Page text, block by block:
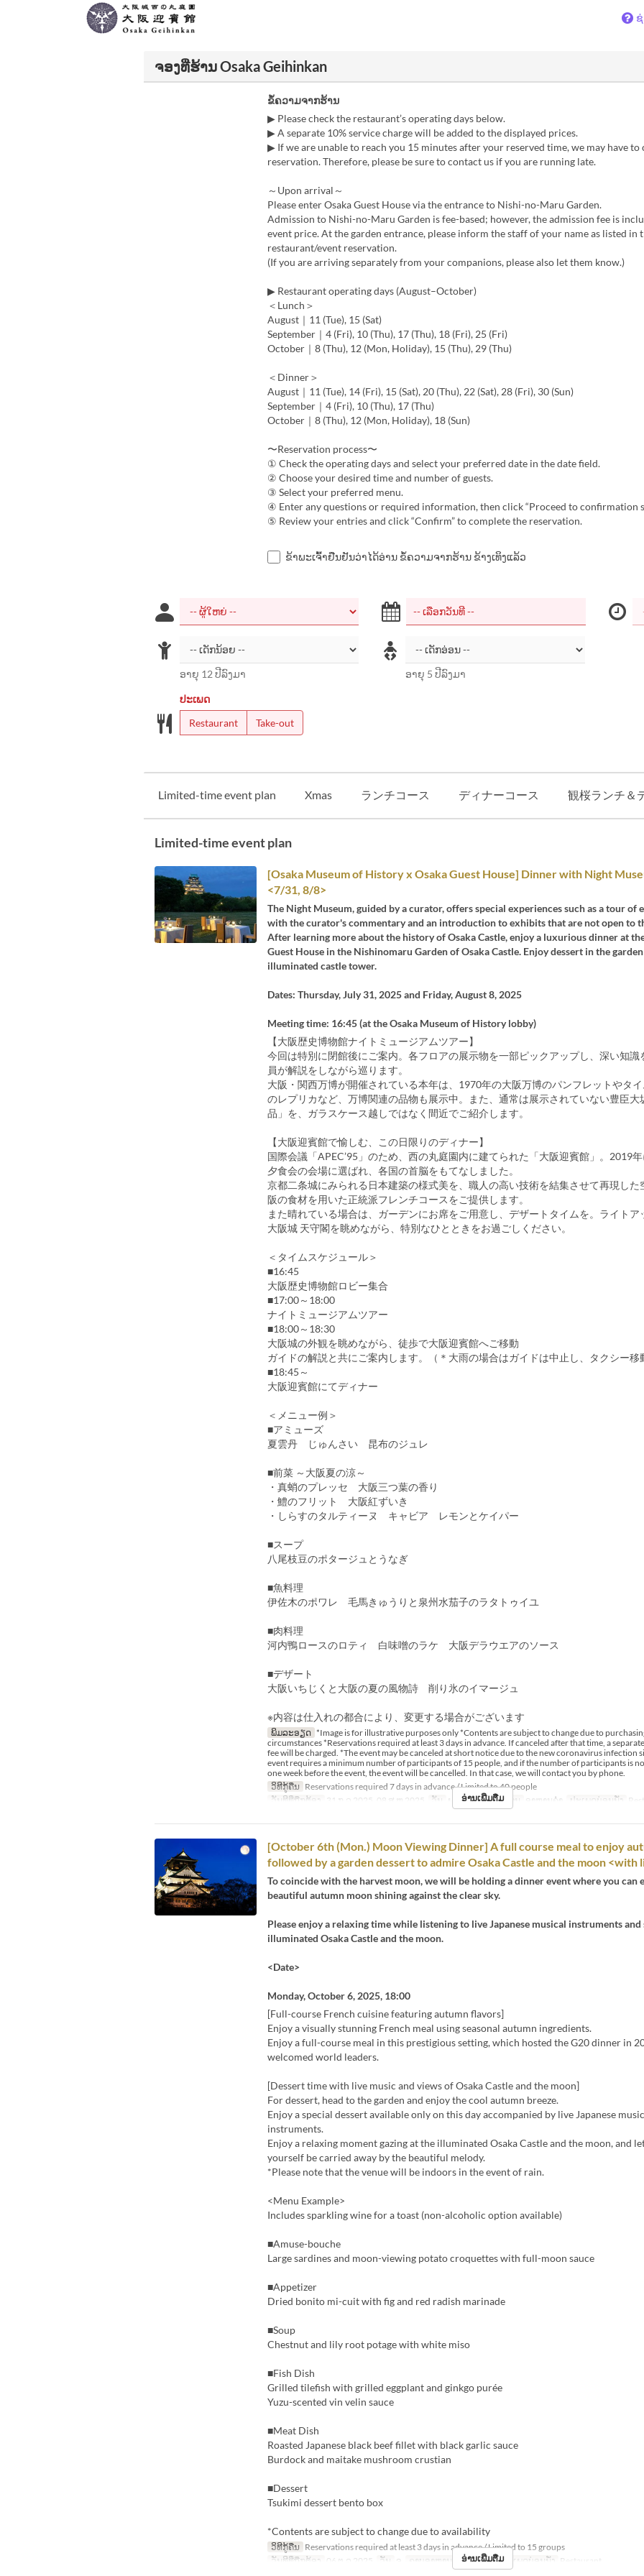
ຈອງທີ່ຮ້ານ Osaka Geihinkan
ຂໍ້ຄວາມຈາກຮ້ານ
▶ Please check the restaurant’s operating days below.
▶ A separate 10% service charge will be added to the displayed prices.
▶ If we are unable to reach you 15 minutes after your reserved time, we may have to
reservation. Therefore, please be sure to contact us if you are running late.
～Upon arrival～
Please enter Osaka Guest House via the entrance to Nishi-no-Maru Garden.
Admission to Nishi-no-Maru Garden is fee-based; however, the admission fee is
event price. At the garden entrance, please inform the staff of your name as listed in
restaurant/event reservation.
(If you are arriving separately from your companions, please also let them know.)
▶ Restaurant operating days (August–October)
＜Lunch＞
August｜11 (Tue), 15 (Sat)
September｜4 (Fri), 10 (Thu), 17 (Thu), 18 (Fri), 25 (Fri)
October｜8 (Thu), 12 (Mon, Holiday), 15 (Thu), 29 (Thu)
＜Dinner＞
August｜11 (Tue), 14 (Fri), 15 (Sat), 20 (Thu), 22 (Sat), 28 (Fri), 30 (Sun)
September｜4 (Fri), 10 (Thu), 17 (Thu)
October｜8 (Thu), 12 (Mon, Holiday), 18 (Sun)
〜Reservation process〜
① Check the operating days and select your preferred date in the date field.
② Choose your desired time and number of guests.
③ Select your preferred menu.
④ Enter any questions or required information, then click “Proceed to confirmation
⑤ Review your entries and click “Confirm” to complete the reservation.
ຂ້າພະເຈົ້າຢືນຢັນວ່າໄດ້ອ່ານ ຂໍ້ຄວາມຈາກຮ້ານ ຂ້າງເທິງແລ້ວ
ອາຍຸ 12 ປີລົງມາ ອາຍຸ 5 ປີລົງມາ
ປະເພດ
Restaurant
Take-out
Limited-time event plan Xmas ランチコース ディナーコース 観桜ランチ＆
Limited-time event plan
[Osaka Museum of History x Osaka Guest House] Dinner with Night
<7/31, 8/8>
The Night Museum, guided by a curator, offers special experiences such as a tour of
with the curator's commentary and an introduction to exhibits that are not open to
After learning more about the history of Osaka Castle, enjoy a luxurious dinner at
Guest House in the Nishinomaru Garden of Osaka Castle. Enjoy dessert in the
illuminated castle tower.
Dates: Thursday, July 31, 2025 and Friday, August 8, 2025
Meeting time: 16:45 (at the Osaka Museum of History lobby)
【大阪歴史博物館ナイトミュージアムツアー】
今回は特別に閉館後にご案内。各フロアの展示物を一部ピックアップし、深い知識
員が解説をしながら巡ります。
大阪・関西万博が開催されている本年は、1970年の大阪万博のパンフレットやタ
のレプリカなど、万博関連の品物も展示中。また、通常は展示されていない豊臣大
品」を、ガラスケース越しではなく間近でご紹介します。
【大阪迎賓館で愉しむ、この日限りのディナー】
国際会議「APEC’95」のため、西の丸庭園内に建てられた「大阪迎賓館」。2019
夕食会の会場に選ばれ、各国の首脳をもてなしました。
京都二条城にみられる日本建築の様式美を、職人の高い技術を結集させて再現した
阪の食材を用いた正統派フレンチコースをご提供します。
また晴れている場合は、ガーデンにお席をご用意し、デザートタイムを。ライトア
大阪城 天守閣を眺めながら、特別なひとときをお過ごしください。
＜タイムスケジュール＞
■16:45
大阪歴史博物館ロビー集合
■17:00～18:00
ナイトミュージアムツアー
■18:00～18:30
大阪城の外観を眺めながら、徒歩で大阪迎賓館へご移動
ガイドの解説と共にご案内します。（＊大雨の場合はガイドは中止し、タクシー移
■18:45～
大阪迎賓館にてディナー
＜メニュー例＞
■アミューズ
夏雲丹 じゅんさい 昆布のジュレ
■前菜 ～大阪夏の涼～
・真蛸のプレッセ 大阪三つ葉の香り
・鱧のフリット 大阪紅ずいき
・しらすのタルティーヌ キャビア レモンとケイパー
■スープ
八尾枝豆のポタージュとうなぎ
■魚料理
伊佐木のポワレ 毛馬きゅうりと泉州水茄子のラタトゥイユ
■肉料理
河内鴨ロースのロティ 白味噌のラケ 大阪デラウエアのソース
■デザート
大阪いちじくと大阪の夏の風物詩 削り氷のイマージュ
※内容は仕入れの都合により、変更する場合がございます
ພິມລະອຽດ *Image is for illustrative purposes only *Contents are subject to change due to
circumstances *Reservations required at least 3 days in advance. If canceled after that time, a
fee will be charged. *The event may be canceled at short notice due to the new coronavirus infection
event requires a minimum number of participants of 15 people, and if the number of participants is
one week before the event, the event will be cancelled. In that case, we will contact you by phone.
ວິທີກູ້ຄືນ Reservations required 7 days in advance / Limited to 40 people
ວັນທີທີ່ຖືກຕ້ອງ
31 ກ.ລ 2025, 08 ສ.ຫ 2025 ວັນ ພຫ, ສູ ຄາບອາຫານ ອາຫານຄ່ຳ ປະເພດບ່ອນນັ່ງ
ອ່ານເພີ່ມຕື່ມ
[October 6th (Mon.) Moon Viewing Dinner] A full course meal to enjoy
followed by a garden dessert to admire Osaka Castle and the moon <with
To coincide with the harvest moon, we will be holding a dinner event where you can
beautiful autumn moon shining against the clear sky.
Please enjoy a relaxing time while listening to live Japanese musical instruments
illuminated Osaka Castle and the moon.
<Date>
Monday, October 6, 2025, 18:00
[Full-course French cuisine featuring autumn flavors]
Enjoy a visually stunning French meal using seasonal autumn ingredients.
Enjoy a full-course meal in this prestigious setting, which hosted the G20 dinner in
welcomed world leaders.
[Dessert time with live music and views of Osaka Castle and the moon]
For dessert, head to the garden and enjoy the cool autumn breeze.
Enjoy a special dessert available only on this day accompanied by live Japanese
instruments.
Enjoy a relaxing moment gazing at the illuminated Osaka Castle and the moon, and
yourself be carried away by the beautiful melody.
*Please note that the venue will be indoors in the event of rain.
<Menu Example>
Includes sparkling wine for a toast (non-alcoholic option available)
■Amuse-bouche
Large sardines and moon-viewing potato croquettes with full-moon sauce
■Appetizer
Dried bonito mi-cuit with fig and red radish marinade
■Soup
Chestnut and lily root potage with white miso
■Fish Dish
Grilled tilefish with grilled eggplant and ginkgo purée
Yuzu-scented vin velin sauce
■Meat Dish
Roasted Japanese black beef fillet with black garlic sauce
Burdock and maitake mushroom crustian
■Dessert
Tsukimi dessert bento box
*Contents are subject to change due to availability
ວິທີກູ້ຄືນ Reservations required at least 3 days in advance / Limited to 15 groups
ວັນທີທີ່ຖືກຕ້ອງ
06 ຕ.ລ 2025 ວັນ ຈ ຄາບອາຫານ ອາຫານຄ່ຳ ປະເພດບ່ອນນັ່ງ Restaurant
ອ່ານເພີ່ມຕື່ມ